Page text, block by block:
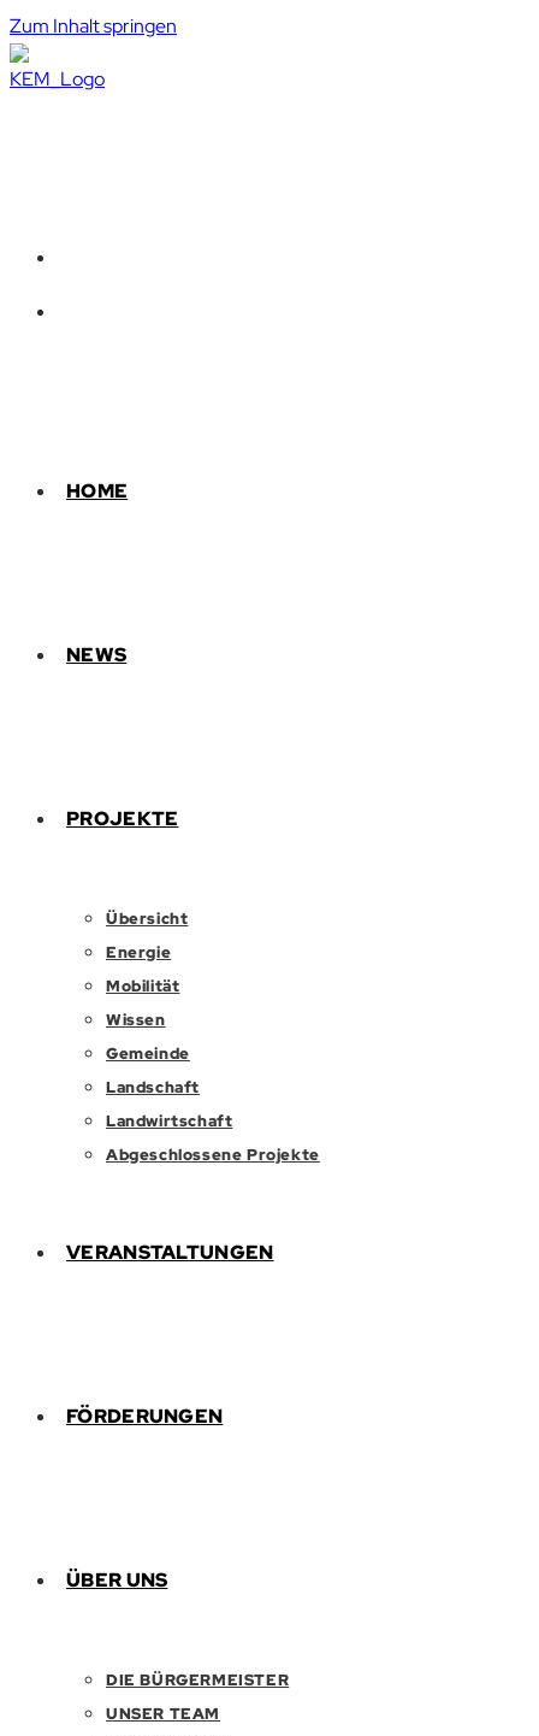
Zum Inhalt springen
HOME
NEWS
PROJEKTE
Übersicht
Energie
Mobilität
Wissen
Gemeinde
Landschaft
Landwirtschaft
Abgeschlossene Projekte
VERANSTALTUNGEN
FÖRDERUNGEN
ÜBER UNS
DIE BÜRGERMEISTER
UNSER TEAM